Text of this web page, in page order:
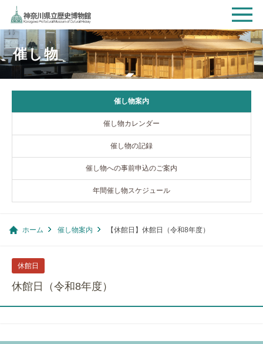
催し物
催し物案内
催し物カレンダー
催し物の記録
催し物への事前申込のご案内
年間催し物スケジュール
ホーム 催し物案内 【休館日】休館日（令和8年度）
休館日
休館日（令和8年度）